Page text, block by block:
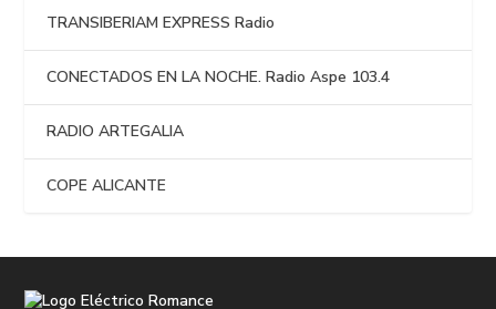
TRANSIBERIAM EXPRESS Radio
CONECTADOS EN LA NOCHE. Radio Aspe 103.4
RADIO ARTEGALIA
COPE ALICANTE